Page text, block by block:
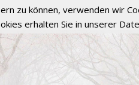
zu können, verwenden wir
erhalten Sie in unserer